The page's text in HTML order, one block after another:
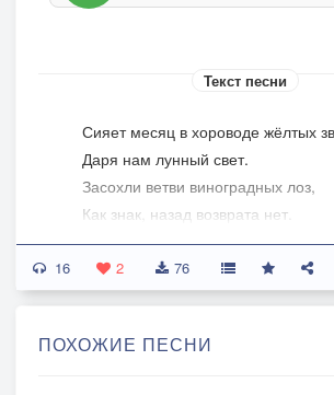
Текст песни
Сияет месяц в хороводе жёлтых
Даря нам лунный свет.
Засохли ветви виноградных лоз,
Как знак, назад возврата нет.
В тиши ночной, в прохладе
Один иду я по дорожке из песка.
А сердце голубое, словно небеса.
16 2 76
ПОХОЖИЕ ПЕСНИ